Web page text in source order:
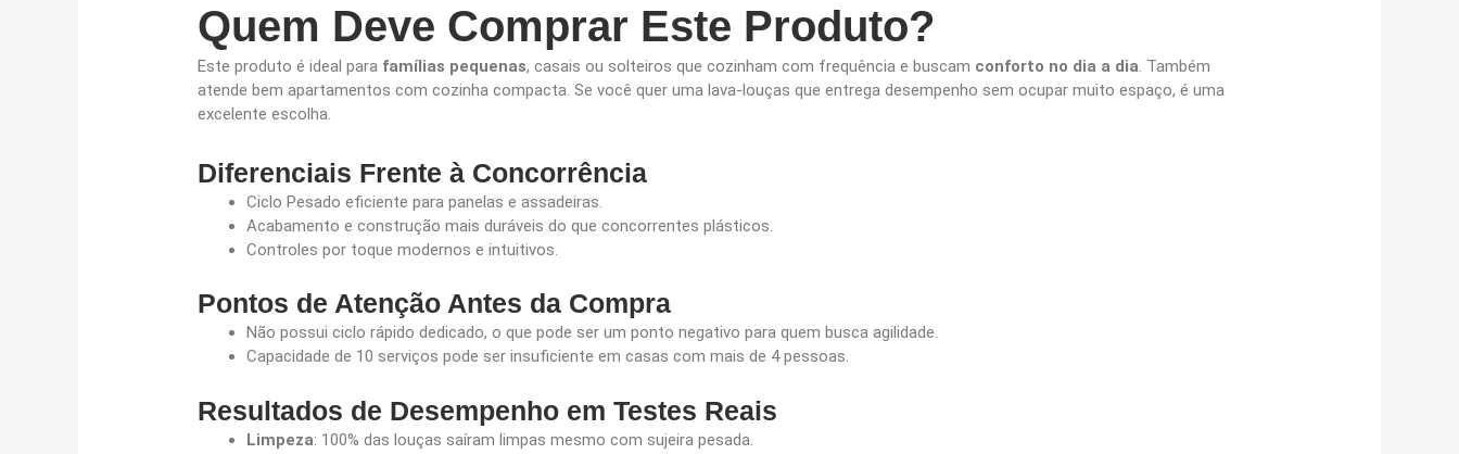
Quem Deve Comprar Este Produto?
Este produto é ideal para famílias pequenas, casais ou solteiros que cozinham com frequência e buscam conforto no dia a dia. Também
atende bem apartamentos com cozinha compacta. Se você quer uma lava-louças que entrega desempenho sem ocupar muito espaço, é uma
excelente escolha.
Diferenciais Frente à Concorrência
Ciclo Pesado eficiente para panelas e assadeiras.
Acabamento e construção mais duráveis do que concorrentes plásticos.
Controles por toque modernos e intuitivos.
Pontos de Atenção Antes da Compra
Não possui ciclo rápido dedicado, o que pode ser um ponto negativo para quem busca agilidade.
Capacidade de 10 serviços pode ser insuficiente em casas com mais de 4 pessoas.
Resultados de Desempenho em Testes Reais
Limpeza: 100% das louças saíram limpas mesmo com sujeira pesada.